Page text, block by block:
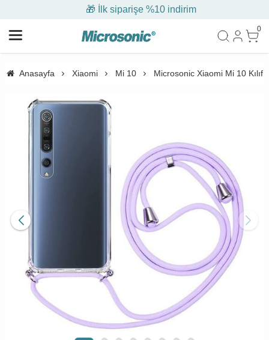
🎁 İlk siparişe %10 indirim
0
Anasayfa Xiaomi Mi 10 Microsonic Xiaomi Mi 10 Kılıf